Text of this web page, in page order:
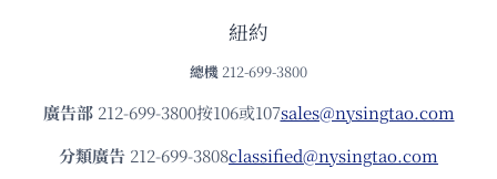
紐約
總機 212-699-3800
廣告部212-699-3800按106或107sales@nysingtao.com
分類廣告 212-699-3808classified@nysingtao.com